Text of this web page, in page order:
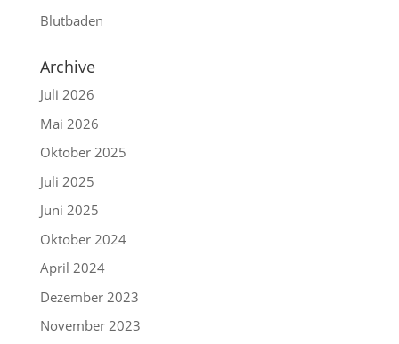
Blutbaden
Archive
Juli 2026
Mai 2026
Oktober 2025
Juli 2025
Juni 2025
Oktober 2024
April 2024
Dezember 2023
November 2023